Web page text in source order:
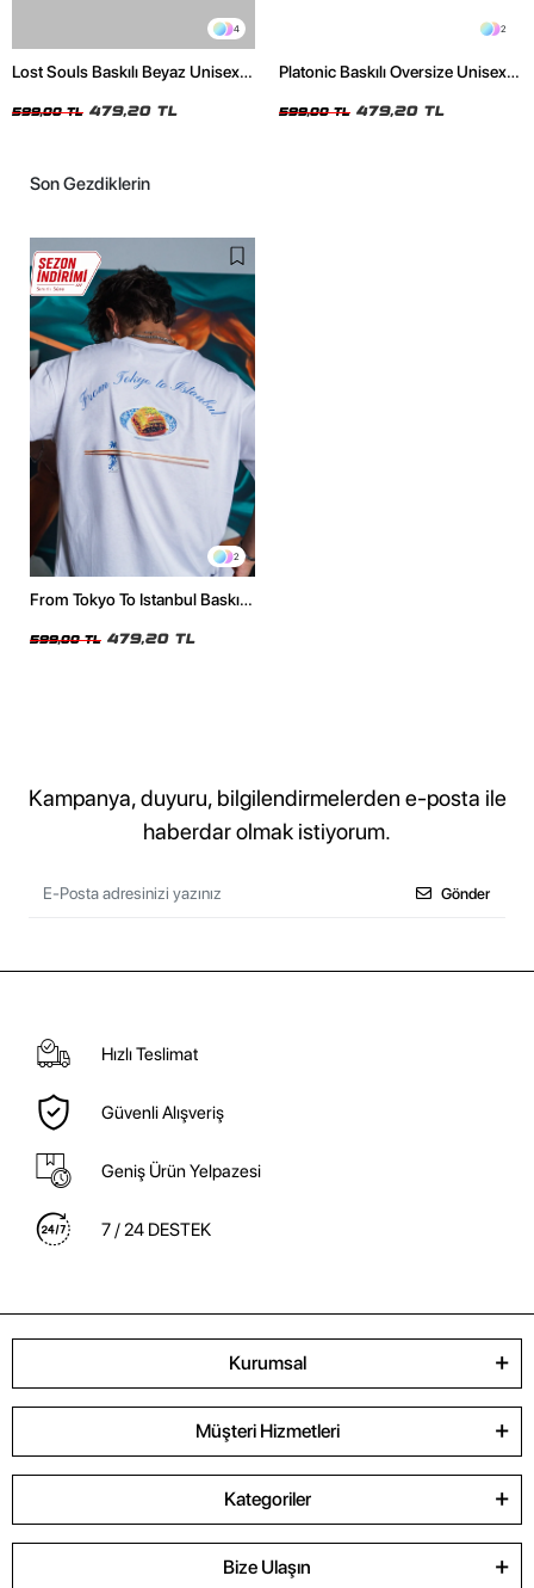
4
Lost Souls Baskılı Beyaz Unisex
599,00 TL 479,20 TL
2
Platonic Baskılı Oversize Unisex
599,00 TL 479,20 TL
Son Gezdiklerin
2
From Tokyo To Istanbul Baskılı
599,00 TL 479,20 TL
Kampanya, duyuru, bilgilendirmelerden e-posta ile
haberdar olmak istiyorum.
Gönder
Hızlı Teslimat
Güvenli Alışveriş
Geniş Ürün Yelpazesi
7 / 24 DESTEK
Kurumsal
Müşteri Hizmetleri
Kategoriler
Bize Ulaşın